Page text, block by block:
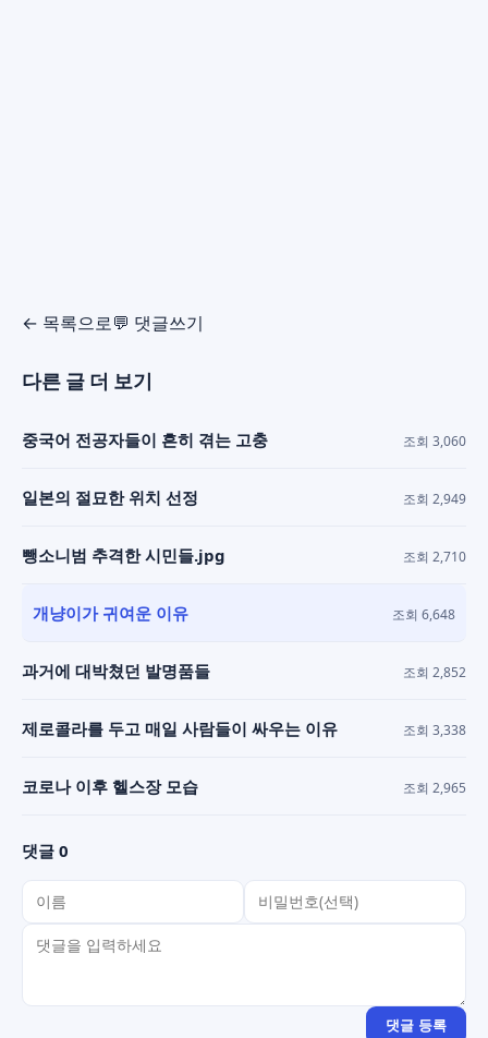
← 목록으로💬 댓글쓰기
다른 글 더 보기
중국어 전공자들이 흔히 겪는 고충 조회 3,060
일본의 절묘한 위치 선정 조회 2,949
뺑소니범 추격한 시민들.jpg 조회 2,710
개냥이가 귀여운 이유 조회 6,648
과거에 대박쳤던 발명품들 조회 2,852
제로콜라를 두고 매일 사람들이 싸우는 이유 조회 3,338
코로나 이후 헬스장 모습 조회 2,965
댓글 0
이름
비밀번호(선택)
댓글 내용
댓글 등록